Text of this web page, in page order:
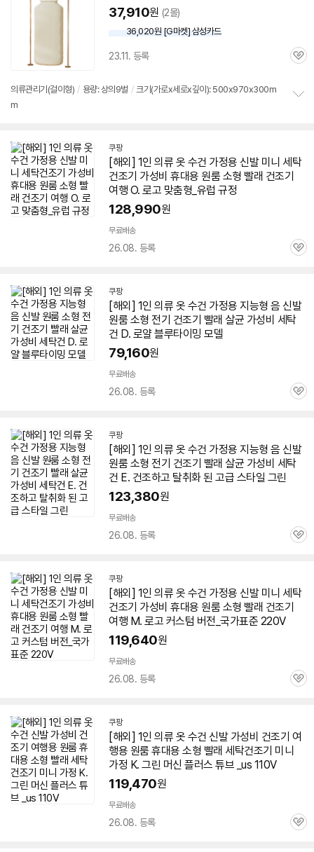
37,910원 (2몰)
36,020원 [G마켓] 삼성카드
23.11. 등록
관
의류관리기(걸이형) / 용량: 상의9벌 / 크기(가로x세로x깊이): 500x970x300m
m
기
쿠팡
[해외] 1인 의류 옷 수건 가정용 신발 미니 세탁
건조기 가성비 휴대용 원룸 소형 빨래 건조기
여행 O. 로고 맞춤형_유럽 규정
128,990원
무료배송
26.08. 등록
관
쿠팡
[해외] 1인 의류 옷 수건 가정용 지능형 음 신발
원룸 소형 전기 건조기 빨래 살균 가성비 세탁
건 D. 로얄 블루타이밍 모델
79,160원
무료배송
26.08. 등록
관
쿠팡
[해외] 1인 의류 옷 수건 가정용 지능형 음 신발
원룸 소형 전기 건조기 빨래 살균 가성비 세탁
건 E. 건조하고 탈취화 된 고급 스타일 그린
123,380원
무료배송
26.08. 등록
관
쿠팡
[해외] 1인 의류 옷 수건 가정용 신발 미니 세탁
건조기 가성비 휴대용 원룸 소형 빨래 건조기
여행 M. 로고 커스텀 버전_국가표준 220V
119,640원
무료배송
26.08. 등록
관
쿠팡
[해외] 1인 의류 옷 수건 신발 가성비 건조기 여
행용 원룸 휴대용 소형 빨래 세탁건조기 미니
가정 K. 그린 머신 플러스 튜브 _us 110V
119,470원
무료배송
26.08. 등록
관